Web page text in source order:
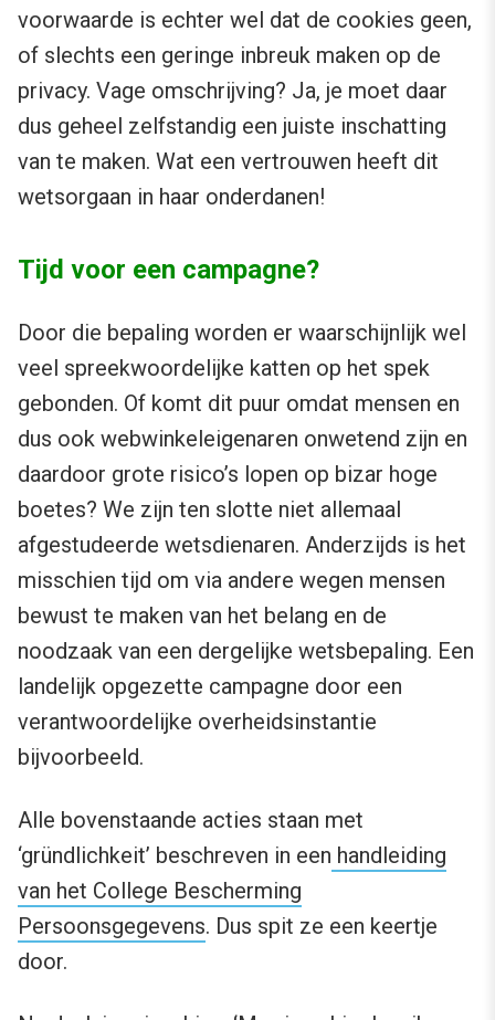
voorwaarde is echter wel dat de cookies geen,
of slechts een geringe inbreuk maken op de
privacy. Vage omschrijving? Ja, je moet daar
dus geheel zelfstandig een juiste inschatting
van te maken. Wat een vertrouwen heeft dit
wetsorgaan in haar onderdanen!
Tijd voor een campagne?
Door die bepaling worden er waarschijnlijk wel
veel spreekwoordelijke katten op het spek
gebonden. Of komt dit puur omdat mensen en
dus ook webwinkeleigenaren onwetend zijn en
daardoor grote risico’s lopen op bizar hoge
boetes? We zijn ten slotte niet allemaal
afgestudeerde wetsdienaren. Anderzijds is het
misschien tijd om via andere wegen mensen
bewust te maken van het belang en de
noodzaak van een dergelijke wetsbepaling. Een
landelijk opgezette campagne door een
verantwoordelijke overheidsinstantie
bijvoorbeeld.
Alle bovenstaande acties staan met
‘gründlichkeit’ beschreven in een handleiding
van het College Bescherming
Persoonsgegevens. Dus spit ze een keertje
door.